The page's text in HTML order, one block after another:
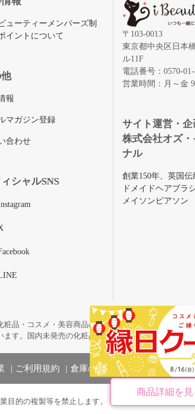
商品詳細を見
ューティーメンバーズ制
イントについて
報
マガジン登録
合わせ
シャルSNS
〒103-0013
東京都中央区日本
ル11F
電話番号：0570-
営業時間：月～金
サイト運営・企
株式会社オズ
ナル
創業150年、英国
ドメイドヘアブラ
メイソンピアソン
品・コスメ・美容商品の通販サイトです。
す。国内未発売の化粧品も取り揃えています。
ご利用規約 倉庫の管理体制
目的の複製等を禁止します。